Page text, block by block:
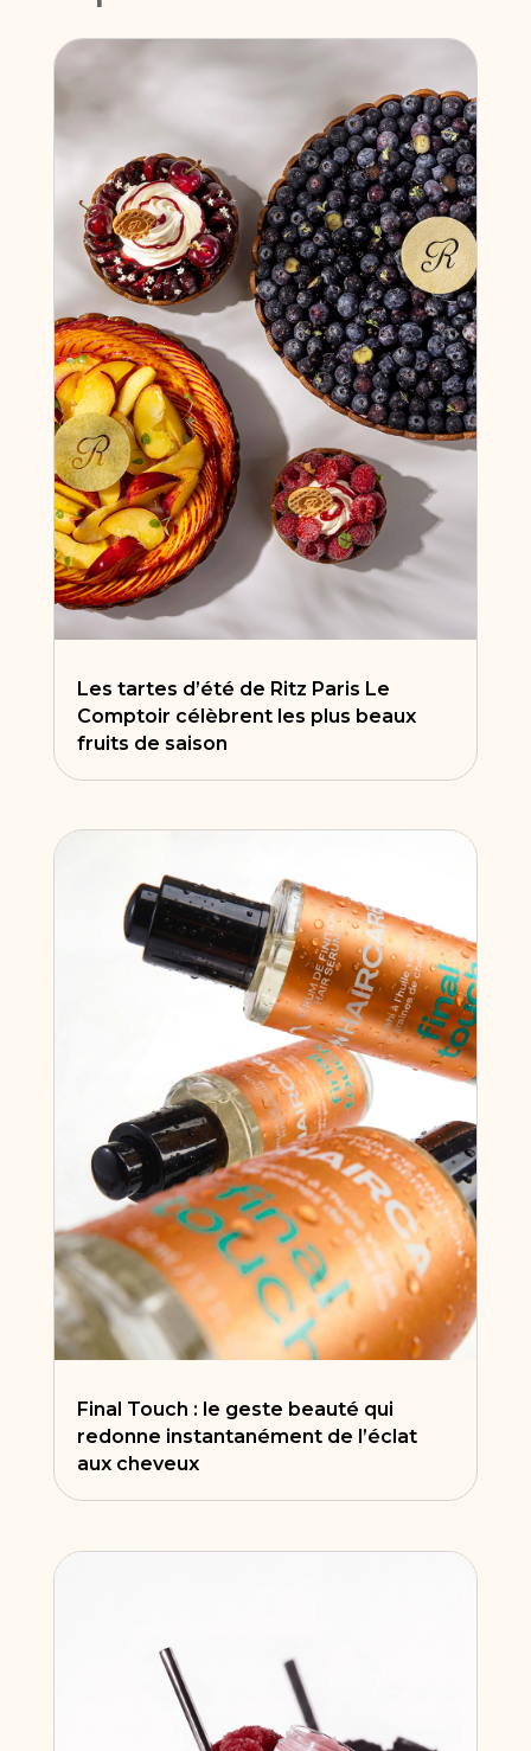
Les tartes d’été de Ritz Paris Le
Comptoir célèbrent les plus beaux
fruits de saison
Final Touch : le geste beauté qui
redonne instantanément de l’éclat
aux cheveux